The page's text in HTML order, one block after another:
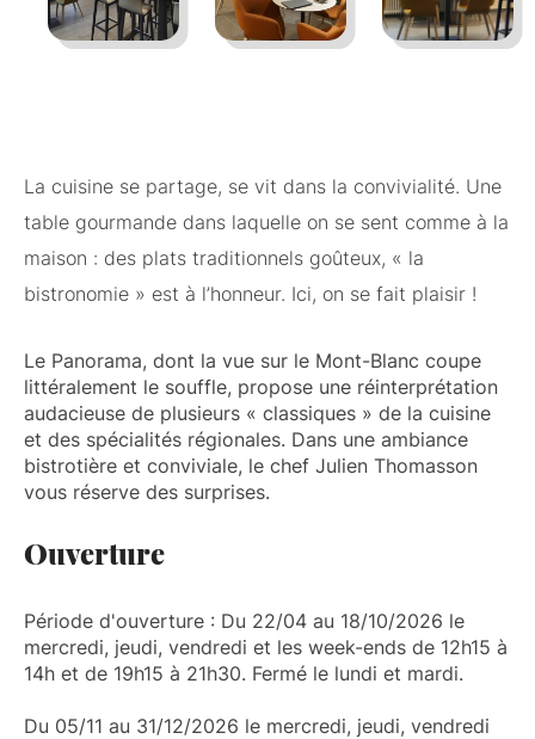
La cuisine se partage, se vit dans la convivialité. Une
table gourmande dans laquelle on se sent comme à la
maison : des plats traditionnels goûteux, « la
bistronomie » est à l’honneur. Ici, on se fait plaisir !
Le Panorama, dont la vue sur le Mont-Blanc coupe
littéralement le souffle, propose une réinterprétation
audacieuse de plusieurs « classiques » de la cuisine
et des spécialités régionales. Dans une ambiance
bistrotière et conviviale, le chef Julien Thomasson
vous réserve des surprises.
Ouverture
Période d'ouverture : Du 22/04 au 18/10/2026 le
mercredi, jeudi, vendredi et les week-ends de 12h15 à
14h et de 19h15 à 21h30. Fermé le lundi et mardi.
Du 05/11 au 31/12/2026 le mercredi, jeudi, vendredi